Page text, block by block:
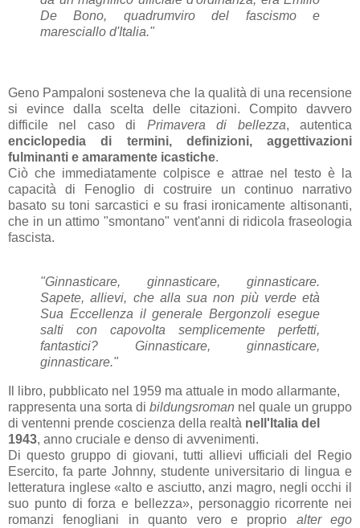
De Bono, quadrumviro del fascismo e
maresciallo d'Italia."
Geno Pampaloni sosteneva che la qualità di una recensione
si evince dalla scelta delle citazioni. Compito davvero
difficile nel caso di Primavera di bellezza, autentica
enciclopedia di termini, definizioni, aggettivazioni
fulminanti e amaramente icastiche.
Ciò che immediatamente colpisce e attrae nel testo è la
capacità di Fenoglio di costruire un continuo narrativo
basato su toni sarcastici e su frasi ironicamente altisonanti,
che in un attimo "smontano" vent'anni di ridicola fraseologia
fascista.
"Ginnasticare, ginnasticare, ginnasticare.
Sapete, allievi, che alla sua non più verde età
Sua Eccellenza il generale Bergonzoli esegue
salti con capovolta semplicemente perfetti,
fantastici? Ginnasticare, ginnasticare,
ginnasticare."
Il libro, pubblicato nel 1959 ma attuale in modo allarmante,
rappresenta una sorta di bildungsroman nel quale un gruppo
di ventenni prende coscienza della realtà nell'Italia del
1943, anno cruciale e denso di avvenimenti.
Di questo gruppo di giovani, tutti allievi ufficiali del Regio
Esercito, fa parte Johnny, studente universitario di lingua e
letteratura inglese «alto e asciutto, anzi magro, negli occhi il
suo punto di forza e bellezza», personaggio ricorrente nei
romanzi fenogliani in quanto vero e proprio alter ego